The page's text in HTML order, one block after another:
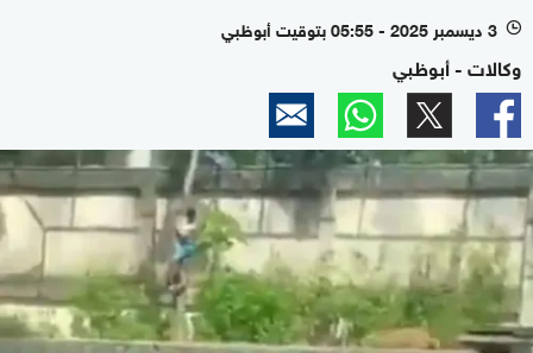
l 3 ديسمبر 2025 - 05:55 بتوقيت أبوظبي
وكالات - أبوظبي